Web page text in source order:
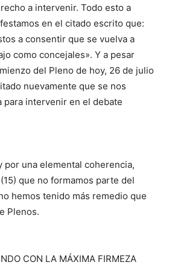
a intervenir. Todo esto a
en el citado escrito que:
a consentir que se vuelva a
como concejales». Y a pesar
del Pleno de hoy, 26 de julio
nuevamente que se nos
para intervenir en el debate
por una elemental coherencia,
que no formamos parte del
hemos tenido más remedio que
Plenos.
CON LA MÁXIMA FIRMEZA